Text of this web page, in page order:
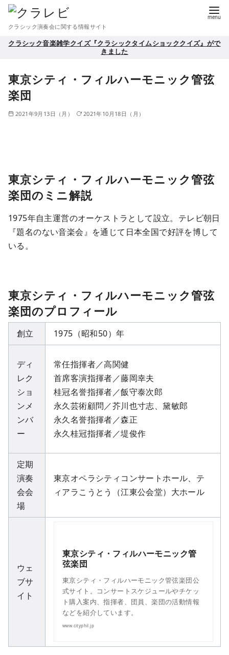
クラシック演奏会に関する情報サイト
クラシック音楽雑学クイズ『クラシックタイムショッククイズ』がで
きました
東京シティ・フィルハーモニック管弦
楽団
2021年9月13日（月） 2021年10月18日（月）
東京シティ・フィルハーモニック管弦
楽団のミニ解説
1975年自主運営のオーケストラとして設立。テレビ朝日
『題名のない音楽会』を通じて日本全国で好評を博して
いる。
東京シティ・フィルハーモニック管弦
楽団のプロフィール
創立 1975（昭和50）年
ディ
レク
ショ
ンメ
ンバ
ー
常任指揮者／高関健
首席客演指揮者／藤岡幸夫
桂冠名誉指揮者／飯守泰次郎
永久芸術顧問／芥川也寸志、黛敏郎
永久名誉指揮者／森正
永久桂冠指揮者／堤俊作
定期
演奏
会会
場
東京オペラシティコンサートホール、テ
ィアラこうとう（江東公会堂）大ホール
ウェ
ブサ
イト
東京シティ・フィルハーモニック管
弦楽団
東京シティ・フィルハーモニック管弦楽団公
式サイト。コンサートスケジュールやチケッ
ト購入案内、指揮者、団員、楽団の活動情報
などを紹介しています。
www.cityphil.jp